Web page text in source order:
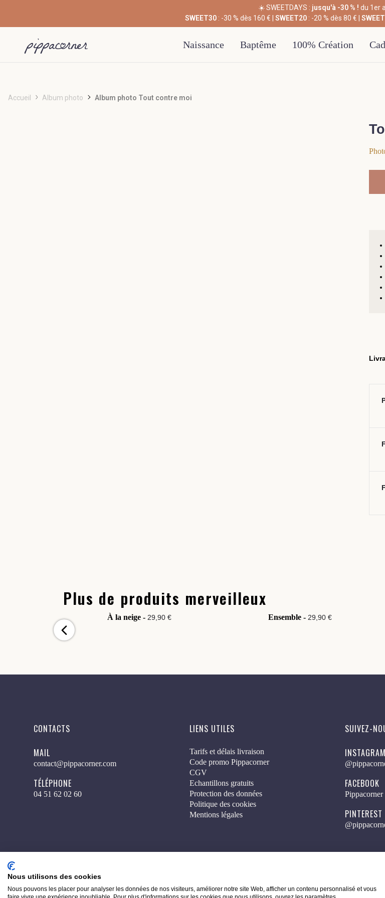
☀️ SWEETDAYS : jusqu'à -30 % ! du 1er
SWEET30 : -30 % dès 160 € | SWEET20 : -20 % dès 80 € |
Naissance Baptême 100% Création
Accueil Album photo Album photo Tout contre moi
Plus de produits merveilleux
À la neige - 29,90 € Ensemble - 29,90 €
CONTACTS
MAIL
contact@pippacorner.com
TÉLÉPHONE
04 51 62 02 60
LIENS UTILES
Tarifs et délais livraison
Code promo Pippacorner
CGV
Echantillons gratuits
Protection des données
Politique des cookies
Mentions légales
SUIVEZ-
INSTAGRAM
FACEBOOK
Pippacorner
PINTEREST
Copyright © 2026 Pippacorner. Tous droits
Nous utilisons des cookies
Nous pouvons les placer pour analyser les données de nos visiteurs, améliorer notre site Web, afficher un contenu personnalisé et vous